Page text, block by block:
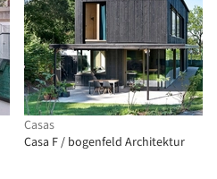
Casas
Casa F / bogenfeld Architektur